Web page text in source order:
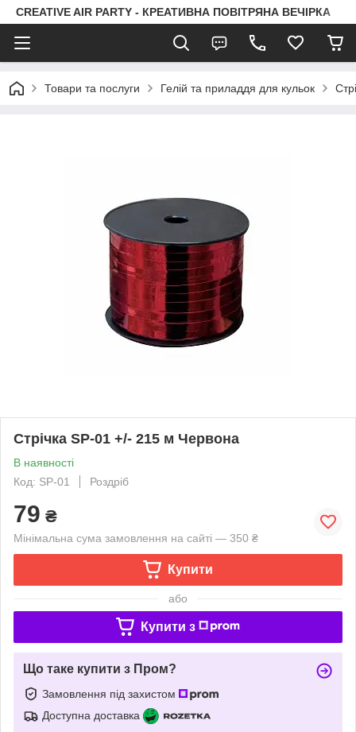
CREATIVE AIR PARTY - КРЕАТИВНА ПОВІТРЯНА ВЕЧІРКА
Товари та послуги Гелій та приладдя для кульок
Стрічка SP-01 +/- 215 м Червона
В наявності
Код: SP-01
Роздріб
79 ₴
Мінімальна сума замовлення на сайті — 350 ₴
Купити
або
Купити з
Що таке купити з Пром?
Замовлення під захистом
Доступна доставка